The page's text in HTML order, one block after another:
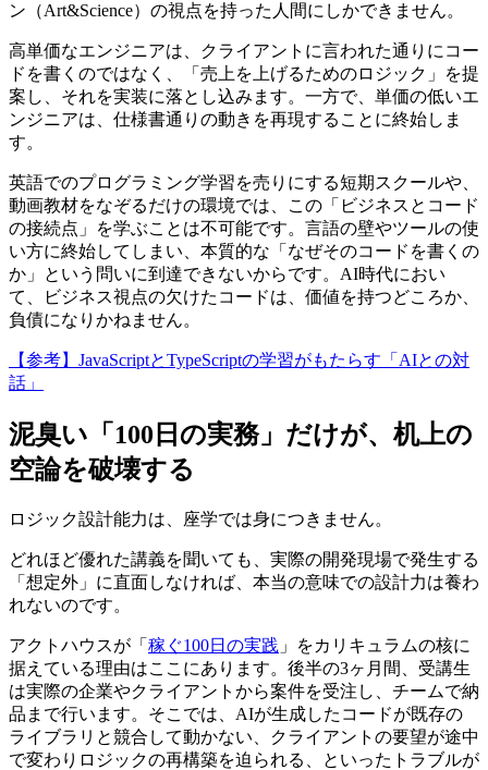
ン（Art&Science）の視点を持った人間にしかできません。
高単価なエンジニアは、クライアントに言われた通りにコー
ドを書くのではなく、「売上を上げるためのロジック」を提
案し、それを実装に落とし込みます。一方で、単価の低いエ
ンジニアは、仕様書通りの動きを再現することに終始しま
す。
英語でのプログラミング学習を売りにする短期スクールや、
動画教材をなぞるだけの環境では、この「ビジネスとコード
の接続点」を学ぶことは不可能です。言語の壁やツールの使
い方に終始してしまい、本質的な「なぜそのコードを書くの
か」という問いに到達できないからです。AI時代におい
て、ビジネス視点の欠けたコードは、価値を持つどころか、
負債になりかねません。
【参考】JavaScriptとTypeScriptの学習がもたらす「AIとの対
話」
泥臭い「100日の実務」だけが、机上の
空論を破壊する
ロジック設計能力は、座学では身につきません。
どれほど優れた講義を聞いても、実際の開発現場で発生する
「想定外」に直面しなければ、本当の意味での設計力は養わ
れないのです。
アクトハウスが「 稼ぐ100日の実践 」をカリキュラムの核に
据えている理由はここにあります。後半の3ヶ月間、受講生
は実際の企業やクライアントから案件を受注し、チームで納
品まで行います。そこでは、AIが生成したコードが既存の
ライブラリと競合して動かない、クライアントの要望が途中
で変わりロジックの再構築を迫られる、といったトラブルが